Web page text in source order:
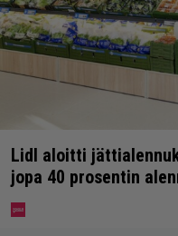
Lidl aloitti
jopa 40 prosentin